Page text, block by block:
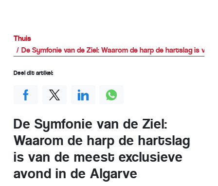
Thuis
De Symfonie van de Ziel: Waarom de harp de hartslag is van
De Symfonie van de Ziel:
Waarom de harp de hartslag
is van de meest exclusieve
avond in de Algarve
Deel dit artikel: